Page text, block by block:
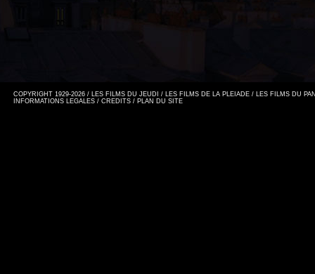
COPYRIGHT 1929-2026 / LES FILMS DU JEUDI / LES FILMS DE LA PLEIADE / LES FILMS DU
INFORMATIONS LEGALES / CREDITS / PLAN DU SITE